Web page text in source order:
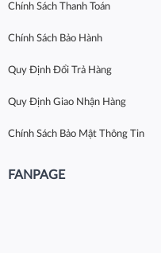
Chính Sách Thanh Toán
Chính Sách Bảo Hành
Quy Định Đổi Trả Hàng
Quy Định Giao Nhận Hàng
Chính Sách Bảo Mật Thông Tin
FANPAGE